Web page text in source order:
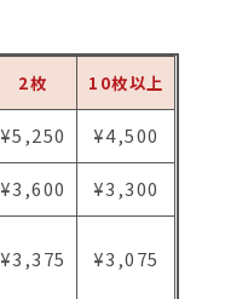
2枚 10枚以上
¥5,250 ¥4,500
¥3,600 ¥3,300
¥3,375 ¥3,075